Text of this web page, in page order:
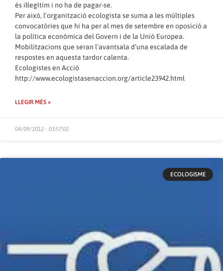
és il·legítim i no ha de pagar-se.
Per això, l’organització ecologista se suma a les múltiples
convocatòries que hi ha per al mes de setembre en oposició a
la política econòmica del Govern i de la Unió Europea.
Mobilitzacions que seran l’avantsala d’una escalada de
respostes en aquesta tardor calenta.
Ecologistes en Acció
http://www.ecologistasenaccion.org/article23942.html
LLEGIR MÉS »
04/09/2012 - 03:57:02
ECOLOGISME